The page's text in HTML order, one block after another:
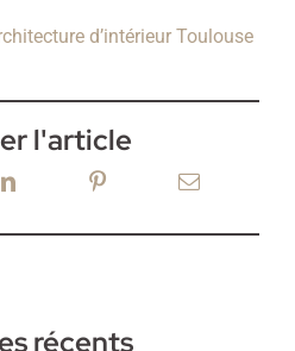
d’intérieur Toulouse
l'article
récents